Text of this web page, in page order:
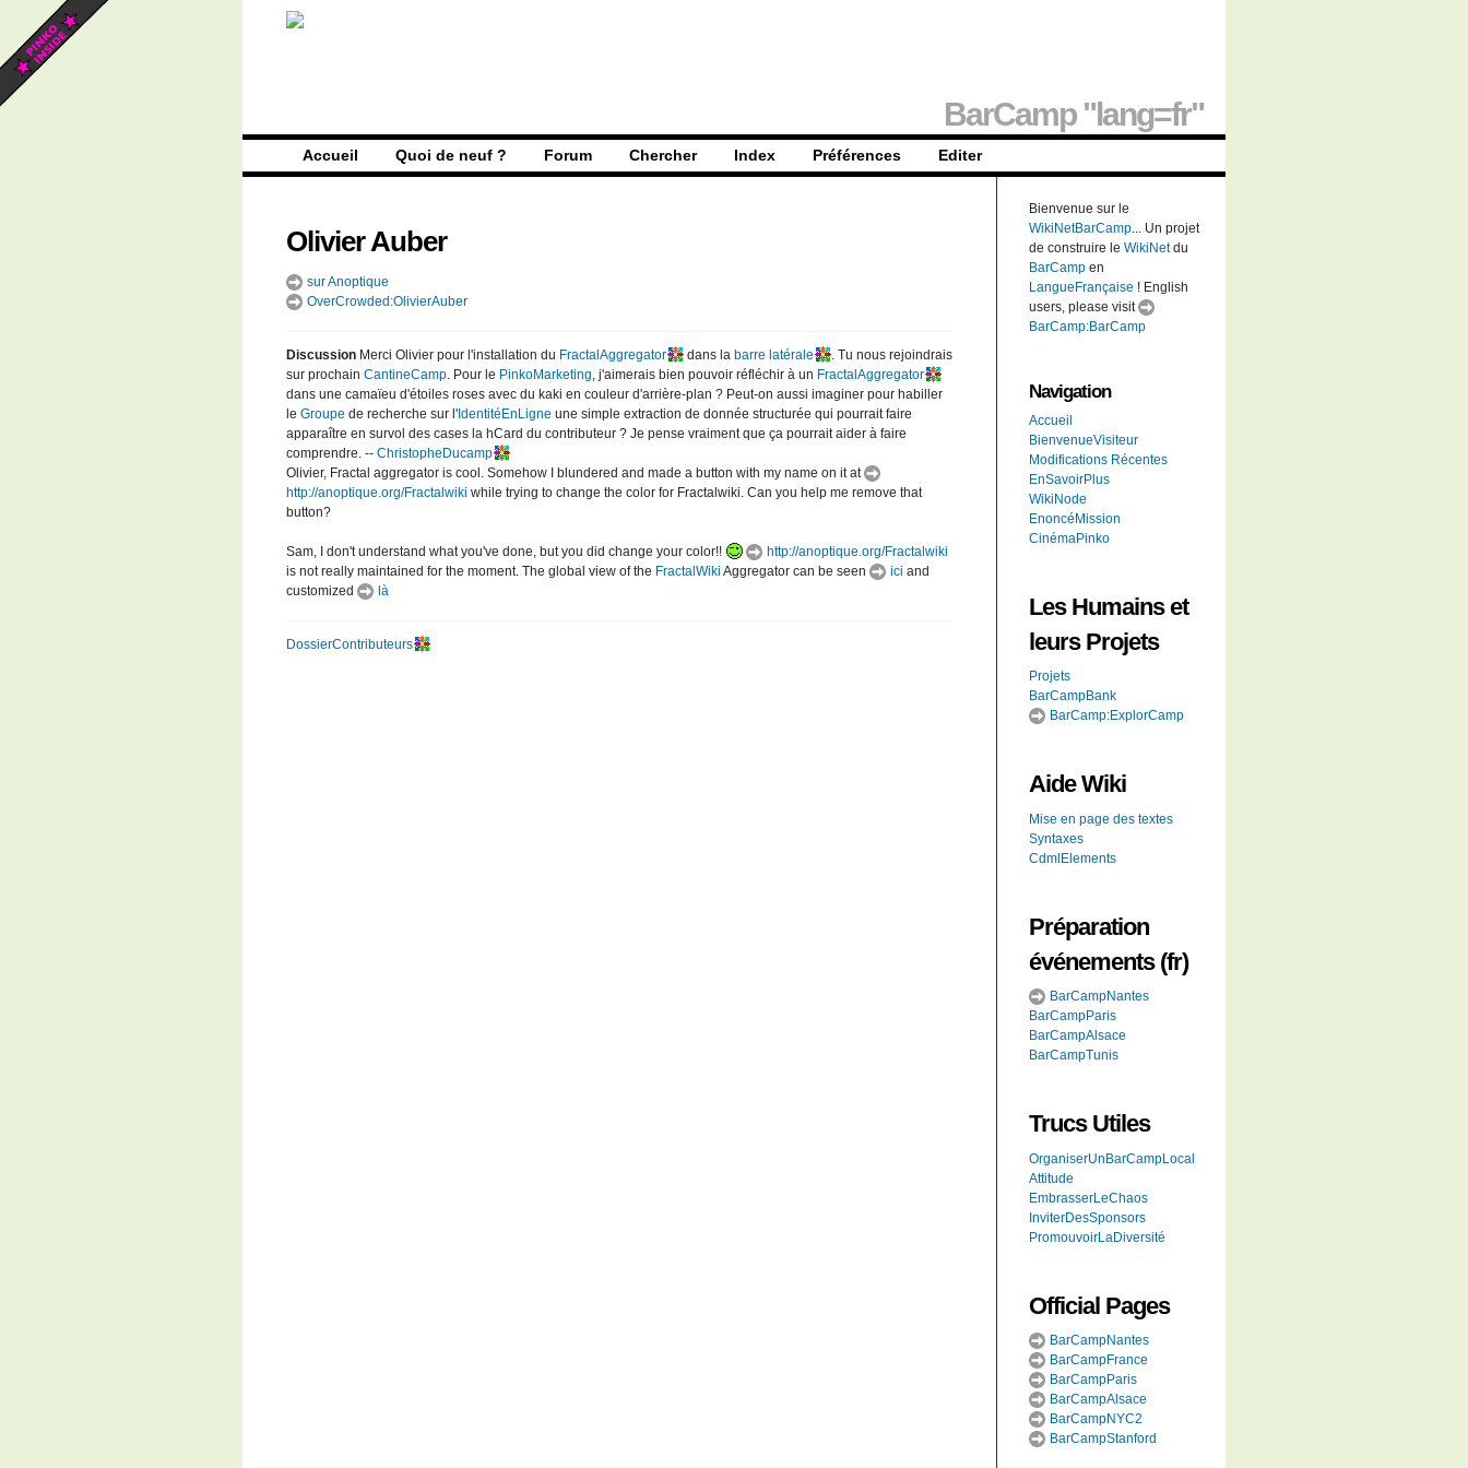
BarCamp "lang=fr"
Accueil Quoi de neuf ? Forum Chercher Index Préférences Editer
Olivier Auber
sur Anoptique
OverCrowded:OlivierAuber
Discussion Merci Olivier pour l'installation du FractalAggregator dans la barre latérale
. Tu nous rejoindrais
sur prochain CantineCamp . Pour le PinkoMarketing , j'aimerais bien pouvoir réfléchir à un FractalAggregator
dans une camaïeu d'étoiles roses avec du kaki en couleur d'arrière-plan ? Peut-on aussi imaginer pour habiller
le Groupe de recherche sur l'IdentitéEnLigne une simple extraction de donnée structurée qui pourrait faire
apparaître en survol des cases la hCard du contributeur ? Je pense vraiment que ça pourrait aider à faire
comprendre. -- ChristopheDucamp
Olivier, Fractal aggregator is cool. Somehow I blundered and made a button with my name on it at
http://anoptique.org/Fractalwiki while trying to change the color for Fractalwiki. Can you help me remove that
button?
Sam, I don't understand what you've done, but you did change your color!!
http://anoptique.org/Fractalwiki
is not really maintained for the moment. The global view of the FractalWiki Aggregator can be seen ici and
customized
là
DossierContributeurs
Bienvenue sur le
WikiNetBarCamp ... Un projet
de construire le WikiNetdu
BarCamp en
LangueFrançaise ! English
users, please visit
BarCamp:BarCamp
Navigation
Accueil
BienvenueVisiteur
Modifications Récentes
EnSavoirPlus
WikiNode
EnoncéMission
CinémaPinko
Les Humains et
leurs Projets
Projets
BarCampBank
BarCamp:ExplorCamp
AideWiki
Mise en page des textes
Syntaxes
CdmlElements
Préparation
événements (fr)
BarCampNantes
BarCampParis
BarCampAlsace
BarCampTunis
Trucs Utiles
OrganiserUnBarCampLocal
Attitude
EmbrasserLeChaos
InviterDesSponsors
PromouvoirLaDiversité
Official Pages
BarCampNantes
BarCampFrance
BarCampParis
BarCampAlsace
BarCampNYC2
BarCampStanford